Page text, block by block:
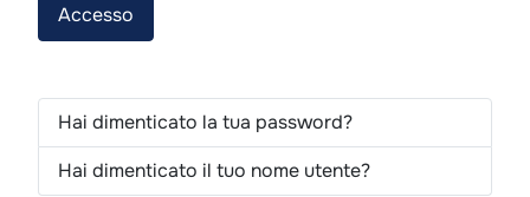
Accesso
Hai dimenticato la tua password?
Hai dimenticato il tuo nome utente?